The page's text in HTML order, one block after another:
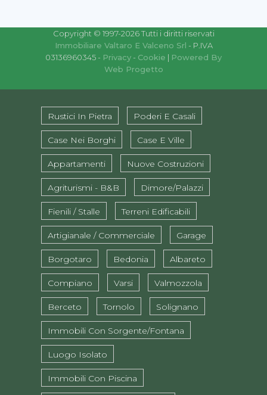
Copyright © 1997-2026 Tutti i diritti riservati
Immobiliare Valtaro E Valceno Srl - P.IVA
03136960345 - Privacy - Cookie | Powered By
Web Progetto
Rustici In Pietra Poderi E Casali
Case Nei Borghi Case E Ville
Appartamenti Nuove Costruzioni
Agriturismi - B&B Dimore/Palazzi
Fienili / Stalle Terreni Edificabili
Artigianale / Commerciale Garage
Borgotaro Bedonia Albareto
Compiano Varsi Valmozzola
Berceto Tornolo Solignano
Immobili Con Sorgente/fontana
Luogo Isolato
Immobili Con Piscina